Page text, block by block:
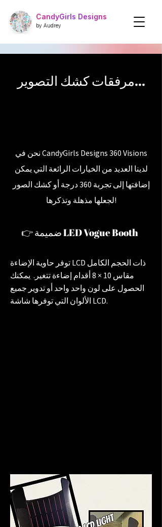
CandyGirls Designs
by Audrey
مرفقات كشك التصوير..​.
نحن في CandyGirls Designs 360 Visions
لدينا العديد من الخيارات الرائعة التي يمكن
إضافتها إلى تجربة 360 درجة أو كشك الصور
لجعلها مذهلة وتذكرها!
👉 ضميمة LED Vogue Booth
توفر حاوية الإضاءة LCD ذات الحجم الكامل
مقاس 10 × 8 أقدام إضاءة تتغير. يمكنك
الحصول على لون واحد واحد أو تدوير جميع
الألوان التي توفرها شاشة LCD.